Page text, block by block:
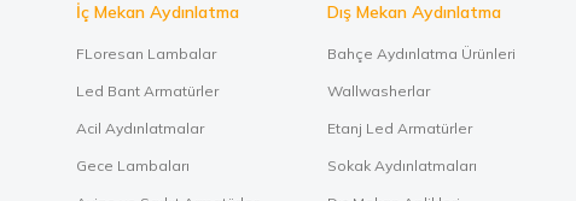
İç Mekan Aydınlatma
FLoresan Lambalar
Led Bant Armatürler
Acil Aydınlatmalar
Gece Lambaları
Dış Mekan Aydınlatma
Bahçe Aydınlatma Ürünleri
Wallwasherlar
Etanj Led Armatürler
Sokak Aydınlatmaları